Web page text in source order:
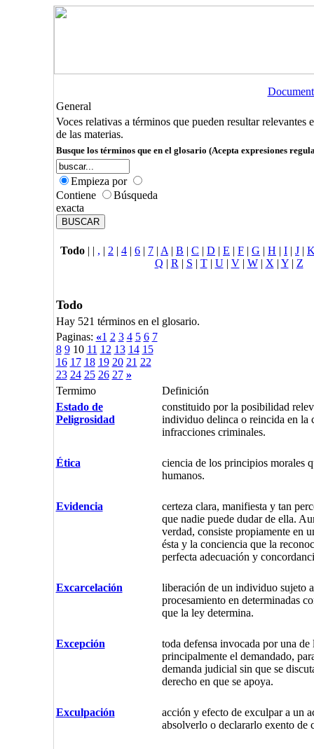
General
Voces relativas a términos que pueden resultar relevantes
de las materias.
Busque los términos que en el glosario (Acepta expresiones
Empieza por
Contiene
Búsqueda
exacta
Todo | | , | 2 | 4 | 6 | 7 | A | B | C | D | E | F | G | H | I | J |
Q | R | S | T| U| V| W| X | Y| Z
Todo
Hay 521 términos en el glosario.
Paginas: «1 2 3 4 5 6 7
8 910 11 12 13 14 15
16 17 18 19 20 21 22
23 24 25 26 27 »
Termimo
Definición
Estado de
Peligrosidad
constituido por la posibilidad
individuo delinca o reincida en la
infracciones criminales.
Ética
ciencia de los principios morales
humanos.
Evidencia
certeza clara, manifiesta y tan
que nadie puede dudar de ella.
verdad, consiste propiamente en
ésta y la conciencia que la
perfecta adecuación y
Excarcelación
liberación de un individuo sujeto
procesamiento en determinadas
que la ley determina.
Excepción
toda defensa invocada por una de
principalmente el demandado,
demanda judicial sin que se
derecho en que se apoya.
Exculpación
acción y efecto de exculpar a un
absolverlo o declararlo exento de